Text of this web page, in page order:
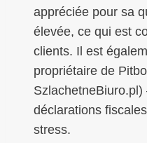
appréciée pour sa
élevée, ce qui est
clients. Il est
propriétaire de
déclarations
stress.